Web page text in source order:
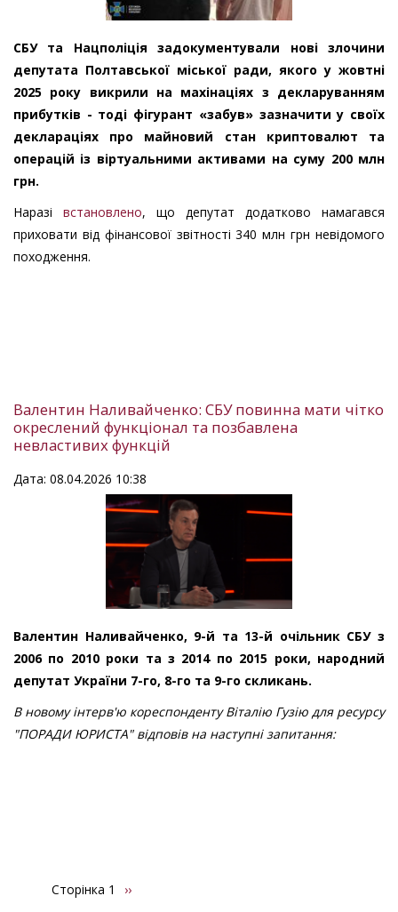
СБУ та Нацполіція задокументували нові злочини
депутата Полтавської міської ради, якого у жовтні
2025 року викрили на махінаціях з декларуванням
прибутків - тоді фігурант «забув» зазначити у своїх
деклараціях про майновий стан криптовалют та
операцій із віртуальними активами на суму 200 млн
грн.
Наразі встановлено, що депутат додатково намагався
приховати від фінансової звітності 340 млн грн невідомого
походження.
Валентин Наливайченко: СБУ повинна мати чітко
окреслений функціонал та позбавлена
невластивих функцій
Дата: 08.04.2026 10:38
Валентин Наливайченко, 9-й та 13-й очільник СБУ з
2006 по 2010 роки та з 2014 по 2015 роки, народний
депутат України 7-го, 8-го та 9-го скликань.
В новому інтерв'ю кореспонденту Віталію Гузію для ресурсу
"ПОРАДИ ЮРИСТА" відповів на наступні запитання:
Розбивка
Сторінка 1
Наступна
››